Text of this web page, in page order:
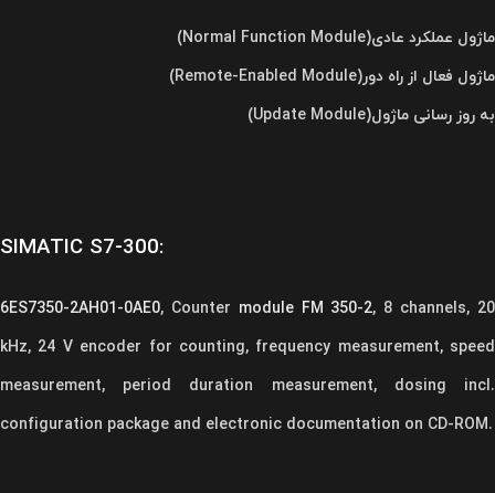
ماژول عملکرد عادی(Normal Function Module)
ماژول فعال از راه دور(Remote-Enabled Module)
به روز رسانی ماژول(Update Module)
SIMATIC S7-300:
6ES7350-2AH01-0AE0, Counter module FM 350-2, 8 channels, 20
kHz, 24 V encoder for counting, frequency measurement, speed
measurement, period duration measurement, dosing incl.
configuration package and electronic documentation on CD-ROM.